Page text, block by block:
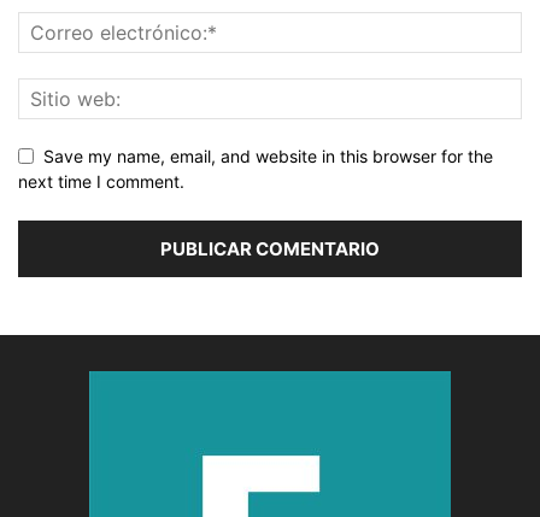
Save my name, email, and website in this browser for the
next time I comment.